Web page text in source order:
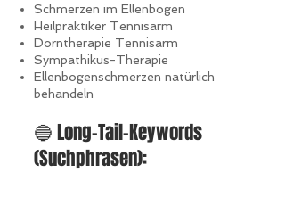
Schmerzen im Ellenbogen
Heilpraktiker Tennisarm
Dorntherapie Tennisarm
Sympathikus-Therapie
Ellenbogenschmerzen natürlich
behandeln
🔵 Long-Tail-Keywords
(Suchphrasen):